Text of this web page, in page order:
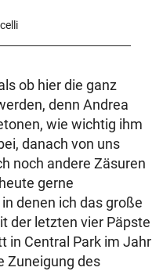
ob hier die ganz
denn Andrea
wie wichtig ihm
danach von uns
noch andere Zäsuren
gerne
denen ich das große
der letzten vier Päpste
in Central Park im Jahr
Zuneigung des